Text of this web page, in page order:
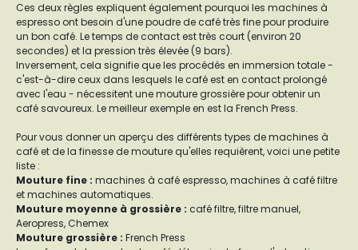
Ces deux règles expliquent également pourquoi les machines à
espresso ont besoin d'une poudre de café très fine pour produire
un bon café. Le temps de contact est très court (environ 20
secondes) et la pression très élevée (9 bars).
Inversement, cela signifie que les procédés en immersion totale -
c'est-à-dire ceux dans lesquels le café est en contact prolongé
avec l'eau - nécessitent une mouture grossière pour obtenir un
café savoureux. Le meilleur exemple en est la French Press.
Pour vous donner un aperçu des différents types de machines à
café et de la finesse de mouture qu'elles requièrent, voici une petite
liste :
Mouture fine : machines à café espresso, machines à café filtre
et machines automatiques.
Mouture moyenne à grossière : café filtre, filtre manuel,
Aeropress, Chemex
Mouture grossière : French Press